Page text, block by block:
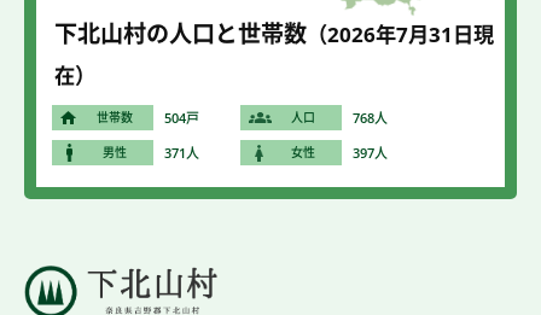
下北山村の人口と世帯数 （2026年7月31 日現
在）
世帯数 504戸 人口 768人
男性 371人 女性 397人